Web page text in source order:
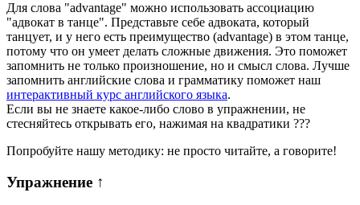
Для слова "advantage" можно использовать ассоциацию
"адвокат в танце". Представьте себе адвоката, который
танцует, и у него есть преимущество (advantage) в этом танце,
потому что он умеет делать сложные движения. Это поможет
запомнить не только произношение, но и смысл слова. Лучше
запомнить английские слова и грамматику поможет наш
интерактивный курс английского языка.
Если вы не знаете какое-либо слово в упражнении, не
стесняйтесь открывать его, нажимая на квадратики ???
Попробуйте нашу методику: не просто читайте, а говорите!
Упражнение ↑